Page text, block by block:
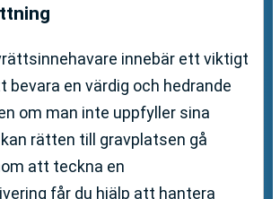
innebär ett viktigt
bevara en värdig och hedrande
om man inte uppfyller sina
rätten till gravplatsen gå
att teckna en
får du hjälp att hantera